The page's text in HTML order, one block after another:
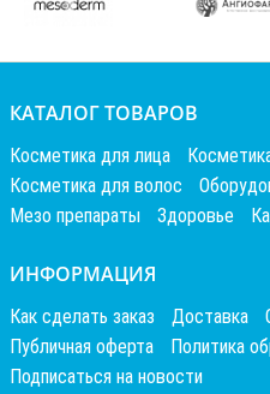
КАТАЛОГ ТОВАРОВ
Косметика для лица
Косметика для волос
Мезо препараты
Здоровье
ИНФОРМАЦИЯ
Как сделать заказ Доставка
Публичная оферта
Политика
Подписаться на новости